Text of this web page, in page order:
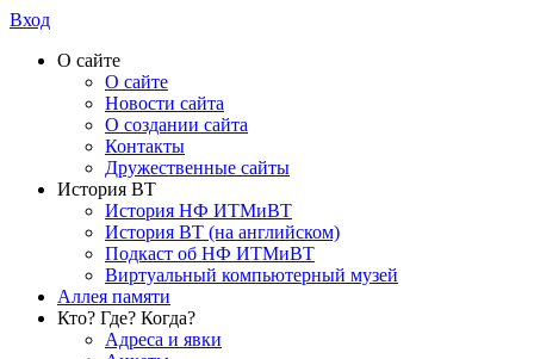
Вход
О сайте
О сайте
Новости сайта
О создании сайта
Контакты
Дружественные сайты
История ВТ
История НФ ИТМиВТ
История ВТ (на английском)
Подкаст об НФ ИТМиВТ
Виртуальный компьютерный музей
Аллея памяти
Кто? Где? Когда?
Адреса и явки